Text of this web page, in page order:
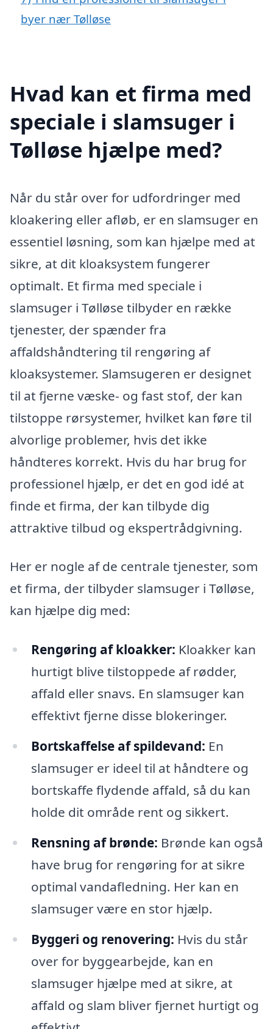
byer nær Tølløse
Hvad kan et firma med
speciale i slamsuger i
Tølløse hjælpe med?
Når du står over for udfordringer med
kloakering eller afløb, er en slamsuger en
essentiel løsning, som kan hjælpe med at
sikre, at dit kloaksystem fungerer
optimalt. Et firma med speciale i
slamsuger i Tølløse tilbyder en række
tjenester, der spænder fra
affaldshåndtering til rengøring af
kloaksystemer. Slamsugeren er designet
til at fjerne væske- og fast stof, der kan
tilstoppe rørsystemer, hvilket kan føre til
alvorlige problemer, hvis det ikke
håndteres korrekt. Hvis du har brug for
professionel hjælp, er det en god idé at
finde et firma, der kan tilbyde dig
attraktive tilbud og ekspertrådgivning.
Her er nogle af de centrale tjenester, som
et firma, der tilbyder slamsuger i Tølløse,
kan hjælpe dig med:
Rengøring af kloakker: Kloakker kan
hurtigt blive tilstoppede af rødder,
affald eller snavs. En slamsuger kan
effektivt fjerne disse blokeringer.
Bortskaffelse af spildevand: En
slamsuger er ideel til at håndtere og
bortskaffe flydende affald, så du kan
holde dit område rent og sikkert.
Rensning af brønde: Brønde kan også
have brug for rengøring for at sikre
optimal vandafledning. Her kan en
slamsuger være en stor hjælp.
Byggeri og renovering: Hvis du står
over for byggearbejde, kan en
slamsuger hjælpe med at sikre, at
affald og slam bliver fjernet hurtigt og